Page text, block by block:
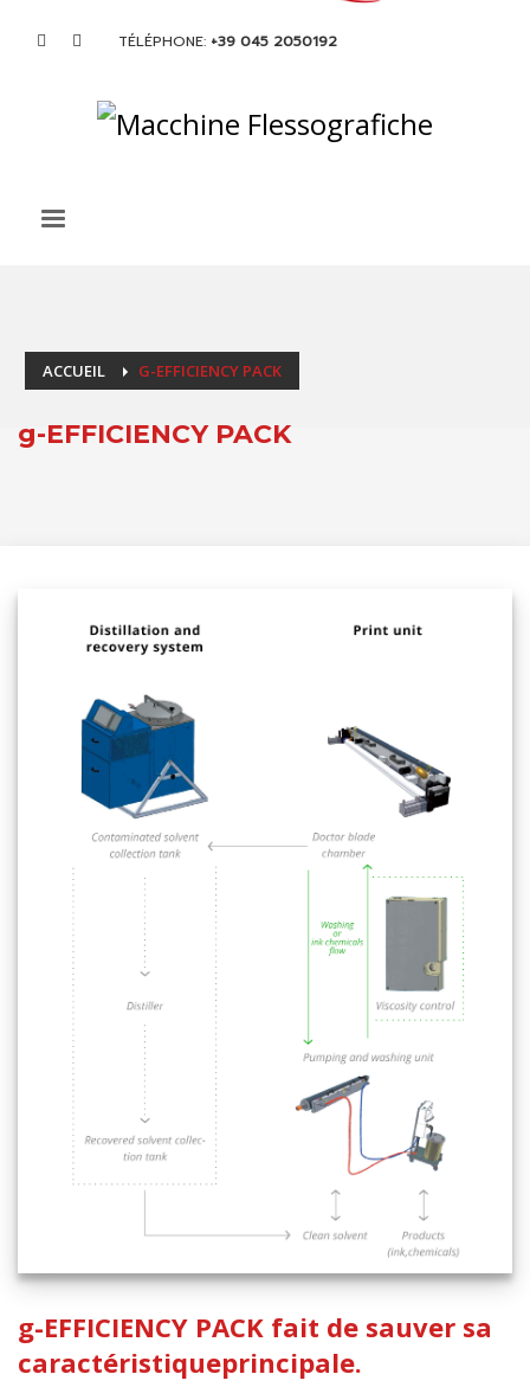
TÉLÉPHONE: +39 045 2050192
ACCUEIL G-EFFICIENCY PACK
g-EFFICIENCY PACK
g-EFFICIENCY PACK fait de sauver sa
caractéristiqueprincipale.